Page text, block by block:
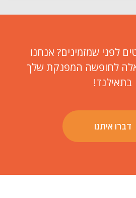
לפני שמזמינים? אנחנו
לחופשה המפנקת שלך
בתאילנד!
דברו איתנו